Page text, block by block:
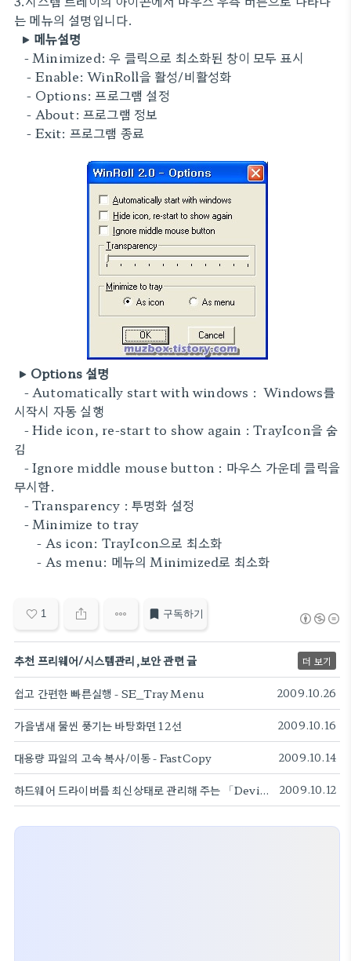
는 메뉴의 설명입니다.
▶ 메뉴설명
- Minimized: 우 클릭으로 최소화된 창이 모두 표시
- Enable: WinRoll을 활성/비활성화
- Options: 프로그램 설정
- About: 프로그램 정보
- Exit: 프로그램 종료
▶ Options 설명
- Automatically start with windows : Windows를
시작시 자동 실행
- Hide icon, re-start to show again : TrayIcon을 숨
김
- Ignore middle mouse button : 마우스 가운데 클릭을
무시함.
- Transparency : 투명화 설정
- Minimize to tray
- As icon: TrayIcon으로 최소화
- As menu: 메뉴의 Minimized로 최소화
1 구독하기
추천 프리웨어/시스템관리,보안 관련 글 더 보기
쉽고 간편한 빠른실행 - SE_Tray Menu 2009.10.26
가을냄새 물씬 풍기는 바탕화면 12선 2009.10.16
대용량 파일의 고속 복사/이동 - FastCopy 2009.10.14
하드웨어 드라이버를 최신상태로 관리해 주는 「Device Doctor」 2009.10.12